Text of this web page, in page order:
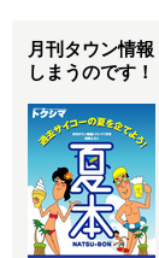
月刊タウン情
しまうのです！